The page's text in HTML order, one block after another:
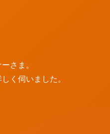
さま。
く伺いました。